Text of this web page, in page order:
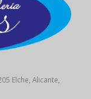
Elche, Alicante,